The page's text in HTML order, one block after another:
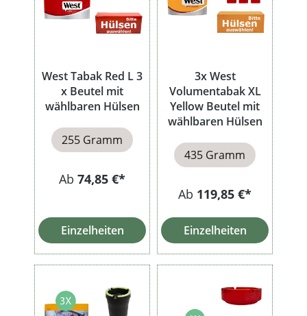
West Tabak Red L 3
x Beutel mit
wählbaren Hülsen
255 Gramm
Ab 74,85 €*
Einzelheiten
3x West
Volumentabak XL
Yellow Beutel mit
wählbaren Hülsen
435 Gramm
Ab 119,85 €*
Einzelheiten